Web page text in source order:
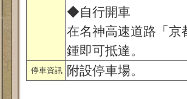
◆自行開車
在名神高速道路「京
鍾即可抵達。
停車資訊 附設停車場。